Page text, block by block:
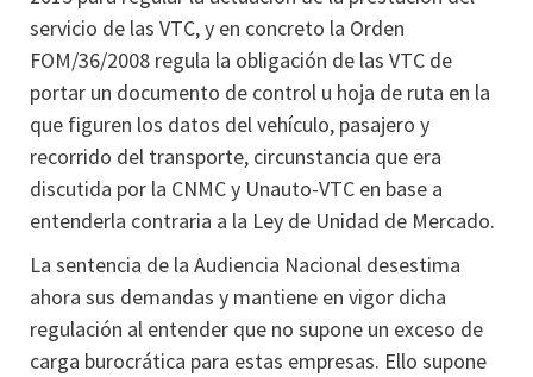
servicio de las VTC, y en concreto la Orden
FOM/36/2008 regula la obligación de las VTC de
portar un documento de control u hoja de ruta en la
que figuren los datos del vehículo, pasajero y
recorrido del transporte, circunstancia que era
discutida por la CNMC y Unauto-VTC en base a
entenderla contraria a la Ley de Unidad de Mercado.
La sentencia de la Audiencia Nacional desestima
ahora sus demandas y mantiene en vigor dicha
regulación al entender que no supone un exceso de
carga burocrática para estas empresas. Ello supone